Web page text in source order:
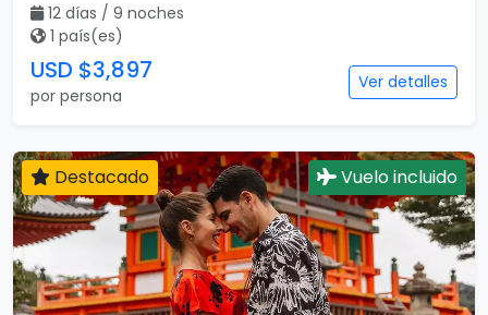
12 días / 9 noches
1 país(es)
USD $3,897
por persona
Ver detalles
Destacado Vuelo incluido